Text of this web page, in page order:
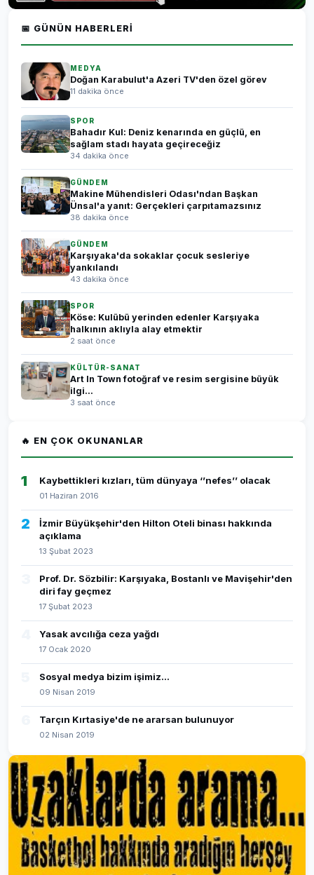
📅 GÜNÜN HABERLERI
MEDYA
Doğan Karabulut'a Azeri TV'den özel görev
11 dakika önce
SPOR
Bahadır Kul: Deniz kenarında en güçlü, en
sağlam stadı hayata geçireceğiz
34 dakika önce
GÜNDEM
Makine Mühendisleri Odası'ndan Başkan
Ünsal'a yanıt: Gerçekleri çarpıtamazsınız
38 dakika önce
GÜNDEM
Karşıyaka'da sokaklar çocuk sesleriye
yankılandı
43 dakika önce
SPOR
Köse: Kulübü yerinden edenler Karşıyaka
halkının aklıyla alay etmektir
2 saat önce
KÜLTÜR-SANAT
Art In Town fotoğraf ve resim sergisine büyük
ilgi...
3 saat önce
🔥 EN ÇOK OKUNANLAR
1 Kaybettikleri kızları, tüm dünyaya ‘’nefes’’ olacak
01 Haziran 2016
2
İzmir Büyükşehir'den Hilton Oteli binası hakkında
açıklama
13 Şubat 2023
Prof. Dr. Sözbilir: Karşıyaka, Bostanlı ve Mavişehir'den
diri fay geçmez
17 Şubat 2023
Yasak avcılığa ceza yağdı
17 Ocak 2020
Sosyal medya bizim işimiz...
09 Nisan 2019
Tarçın Kırtasiye'de ne ararsan bulunuyor
02 Nisan 2019